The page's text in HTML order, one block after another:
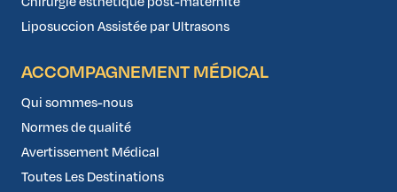
Liposuccion Assistée par Ultrasons
ACCOMPAGNEMENT MÉDICAL
Qui sommes-nous
Normes de qualité
Avertissement Médical
Toutes Les Destinations